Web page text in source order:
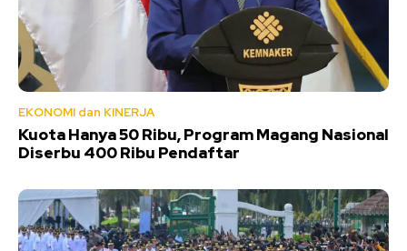
EKONOMI dan KINERJA
Kuota Hanya 50 Ribu, Program Magang Nasional
Diserbu 400 Ribu Pendaftar